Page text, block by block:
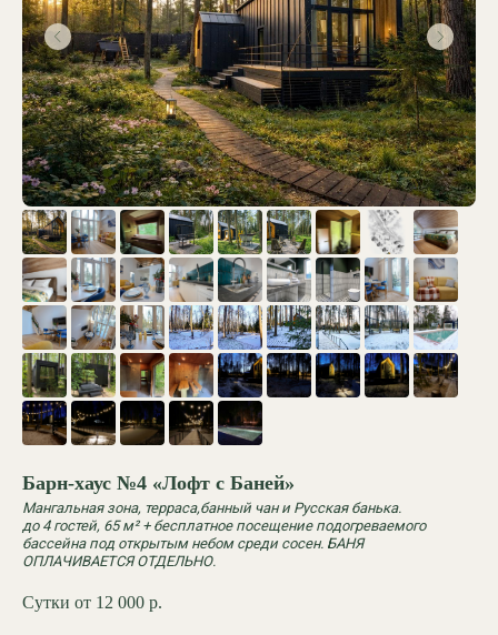
Барн-хаус №4 «Лофт с Баней»
Мангальная зона, терраса,банный чан и Русская банька.
до 4 гостей, 65 м² + бесплатное посещение подогреваемого
бассейна под открытым небом среди сосен. БАНЯ
ОПЛАЧИВАЕТСЯ ОТДЕЛЬНО.
Сутки от 12 000 р.